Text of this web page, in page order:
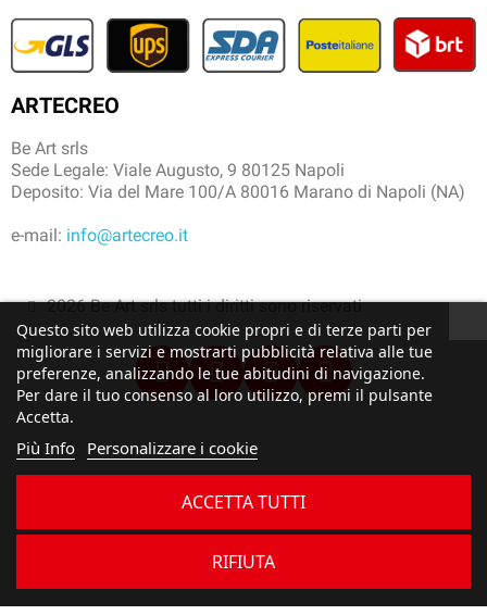
ARTECREO
Be Art srls
Sede Legale: Viale Augusto, 9 80125 Napoli
Deposito: Via del Mare 100/A 80016 Marano di Napoli (NA)
e-mail: info@artecreo.it
2026 Be Art srls tutti i diritti sono riservati
Questo sito web utilizza cookie propri e di terze parti per
migliorare i servizi e mostrarti pubblicità relativa alle tue
preferenze, analizzando le tue abitudini di navigazione.
Per dare il tuo consenso al loro utilizzo, premi il pulsante
Accetta.
Più Info Personalizzare i cookie
RIFIUTA
ACCETTA TUTTI